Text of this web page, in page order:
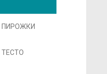
ПИРОЖКИ
ТЕСТО